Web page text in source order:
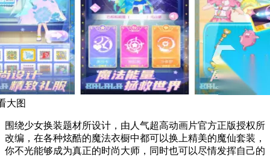
大图
围绕少女换装题材所设计，由人气超高动画片官方正版授权所
改编，在各种炫酷的魔法衣橱中都可以换上精美的魔仙套装，
你不光能够成为真正的时尚大师，同时也可以尽情发挥自己的